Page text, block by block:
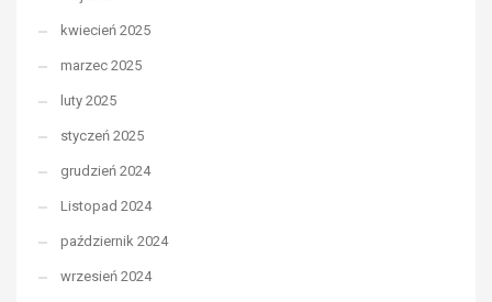
kwiecień 2025
marzec 2025
luty 2025
styczeń 2025
grudzień 2024
Listopad 2024
październik 2024
wrzesień 2024